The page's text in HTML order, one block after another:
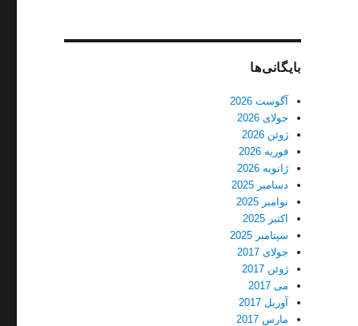
بایگانی‌ها
آگوست 2026
جولای 2026
ژوئن 2026
فوریه 2026
ژانویه 2026
دسامبر 2025
نوامبر 2025
اکتبر 2025
سپتامبر 2025
جولای 2017
ژوئن 2017
می 2017
آوریل 2017
مارس 2017